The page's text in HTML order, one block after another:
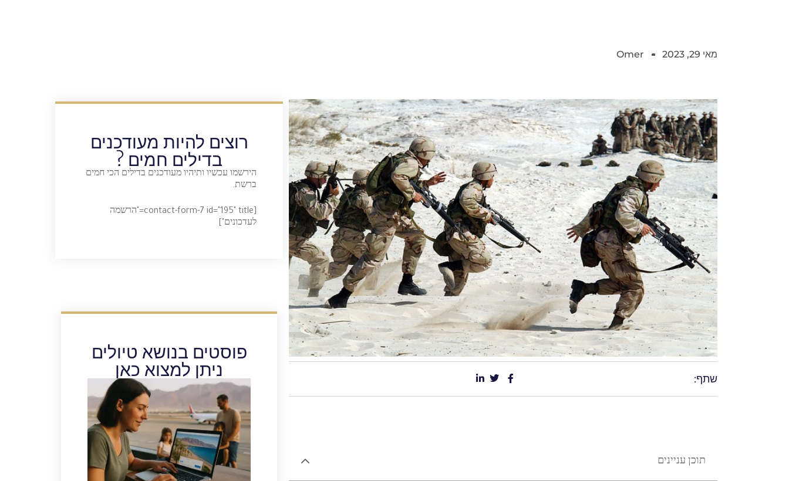
מאי 29, 2023 Omer
שתף:
תוכן עניינים
רוצים להיות מעודכנים
בדילים חמים ?
הירשמו עכשיו ותיהיו מעודכנים בדילים הכי חמים
ברשת.
[contact-form-7 id="195" title="הרשמה
לעדכונים"]
פוסטים בנושא טיולים
ניתן למצוא כאן